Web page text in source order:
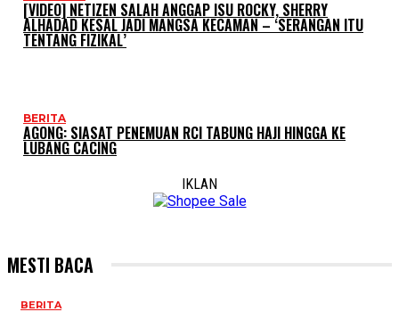
[VIDEO] NETIZEN SALAH ANGGAP ISU ROCKY, SHERRY
ALHADAD KESAL JADI MANGSA KECAMAN – ‘SERANGAN ITU
TENTANG FIZIKAL’
BERITA
AGONG: SIASAT PENEMUAN RCI TABUNG HAJI HINGGA KE
LUBANG CACING
IKLAN
MESTI BACA
BERITA